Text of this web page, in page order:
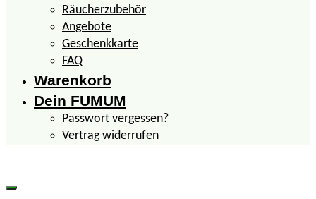
Räucherzubehör
Angebote
Geschenkkarte
FAQ
Warenkorb
Dein FUMUM
Passwort vergessen?
Vertrag widerrufen